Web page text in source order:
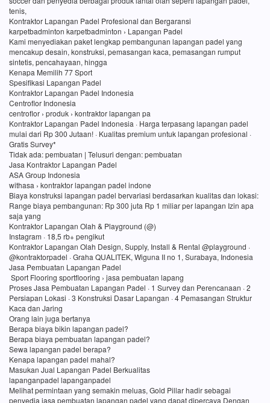
tenis,
Kontraktor Lapangan Padel Profesional dan Bergaransi
karpetbadminton karpetbadminton › Lapangan Padel
Kami menyediakan paket lengkap pembangunan lapangan padel yang
mencakup desain, konstruksi, pemasangan kaca, pemasangan rumput
sintetis, pencahayaan, hingga
Kenapa Memilih 77 Sport
Spesifikasi Lapangan Padel
Kontraktor Lapangan Padel Indonesia
Centroflor Indonesia
centroflor › produk › kontraktor lapangan pa
Kontraktor Lapangan Padel Indonesia · Harga terpasang lapangan padel
mulai dari Rp 300 Jutaan! · Kualitas premium untuk lapangan profesional ·
Gratis Survey*
Tidak ada: pembuatan ‎| Telusuri dengan: pembuatan
Jasa Kontraktor Lapangan Padel
ASA Group Indonesia
withasa › kontraktor lapangan padel indone
Biaya konstruksi lapangan padel bervariasi berdasarkan kualitas dan lokasi:
Range biaya pembangunan: Rp 300 juta Rp 1 miliar per lapangan Izin apa
saja yang
Kontraktor Lapangan Olah & Playground (@)
Instagram · 18,5 rb+ pengikut
Kontraktor Lapangan Olah Design, Supply, Install & Rental @playground ·
@kontraktorpadel · Graha QUALITEK, Wiguna II no 1, Surabaya, Indonesia
Jasa Pembuatan Lapangan Padel
Sport Flooring sportflooring › jasa pembuatan lapang
Proses Jasa Pembuatan Lapangan Padel · 1 Survey dan Perencanaan · 2
Persiapan Lokasi · 3 Konstruksi Dasar Lapangan · 4 Pemasangan Struktur
Kaca dan Jaring
Orang lain juga bertanya
Berapa biaya bikin lapangan padel?
Berapa biaya pembuatan lapangan padel?
Sewa lapangan padel berapa?
Kenapa lapangan padel mahal?
Masukan Jual Lapangan Padel Berkualitas
lapanganpadel lapanganpadel
Melihat permintaan yang semakin meluas, Gold Pillar hadir sebagai
penyedia jasa pembuatan lapangan padel yang dapat dipercaya Dengan